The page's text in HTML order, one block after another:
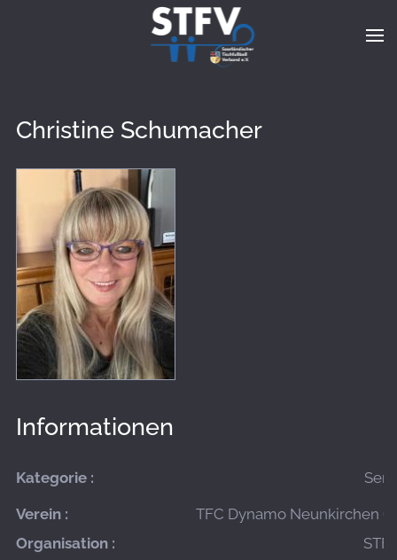
Zum Hauptinhalt springen
Christine Schumacher
Informationen
Kategorie :
Verein :
TFC Dynamo Neunkirchen
Organisation :